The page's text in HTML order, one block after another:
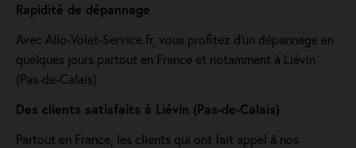
Rapidité de dépannage
Avec Allo-Volet-Service.fr, vous profitez d'un dépannage en
quelques jours partout en France et notamment à Liévin
(Pas-de-Calais).
Des clients satisfaits à Liévin (Pas-de-Calais)
Partout en France, les clients qui ont fait appel à nos